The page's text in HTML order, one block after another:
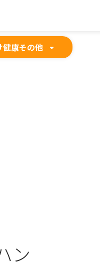
健康その他
ン